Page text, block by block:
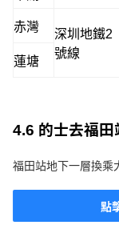
赤灣
深圳地鐵2
號線
蓮塘
4.6 的士去福田
福田站地下一層換乘
點